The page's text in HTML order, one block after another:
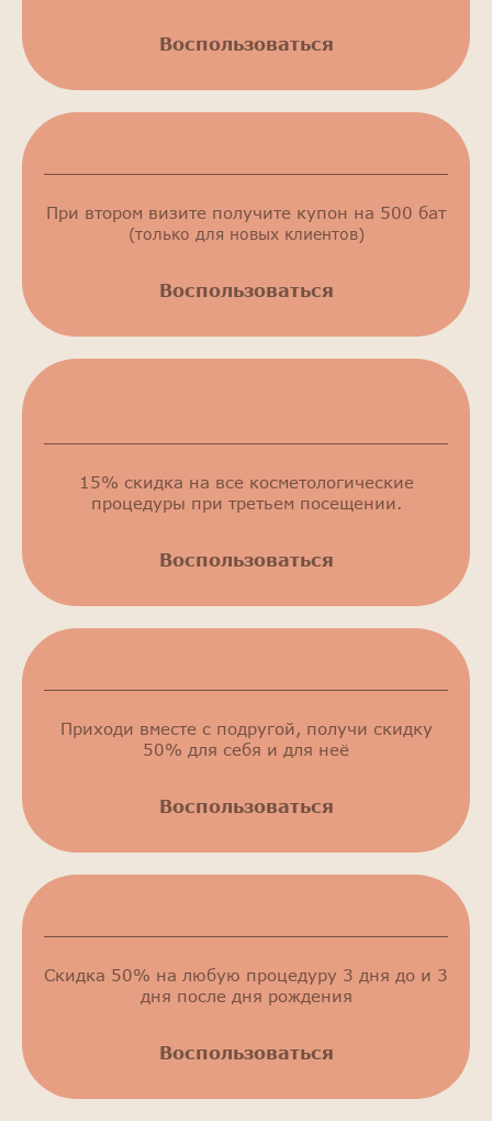
Воспользоваться
При втором визите получите купон на 500 бат
(только для новых клиентов)
Воспользоваться
15% скидка на все косметологические
процедуры при третьем посещении.
Воспользоваться
Приходи вместе с подругой, получи скидку
50% для себя и для неё
Воспользоваться
Скидка 50% на любую процедуру 3 дня до и 3
дня после дня рождения
Воспользоваться